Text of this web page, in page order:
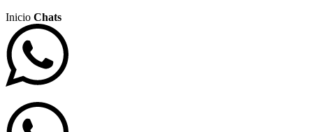
Inicio Chats